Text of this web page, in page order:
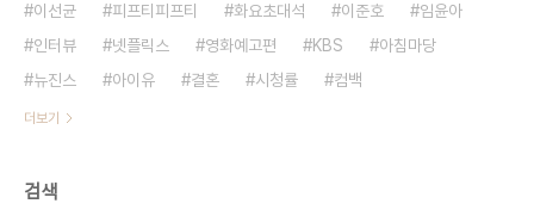
이선균
피프티피프티 화요초대석 이준호
임윤아
인터뷰
넷플릭스 영화예고편 KBS
아침마당
뉴진스
아이유 결혼 시청률 컴백
더보기
검색